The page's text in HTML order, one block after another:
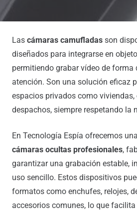
Las cámaras camufladas son
diseñados para integrarse en
permitiendo grabar vídeo de forma
atención. Son una solución eficaz
espacios privados como
despachos, siempre respetando la
En Tecnología Espía ofrecemos
cámaras ocultas profesionales,
garantizar una grabación estable,
uso sencillo. Estos dispositivos
formatos como enchufes, relojes,
accesorios comunes, lo que